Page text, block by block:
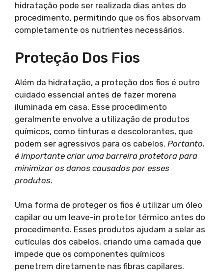
hidratação pode ser realizada dias antes do
procedimento, permitindo que os fios absorvam
completamente os nutrientes necessários.
Proteção Dos Fios
Além da hidratação, a proteção dos fios é outro
cuidado essencial antes de fazer morena
iluminada em casa. Esse procedimento
geralmente envolve a utilização de produtos
químicos, como tinturas e descolorantes, que
podem ser agressivos para os cabelos. Portanto,
é importante criar uma barreira protetora para
minimizar os danos causados por esses
produtos.
Uma forma de proteger os fios é utilizar um óleo
capilar ou um leave-in protetor térmico antes do
procedimento. Esses produtos ajudam a selar as
cutículas dos cabelos, criando uma camada que
impede que os componentes químicos
penetrem diretamente nas fibras capilares.